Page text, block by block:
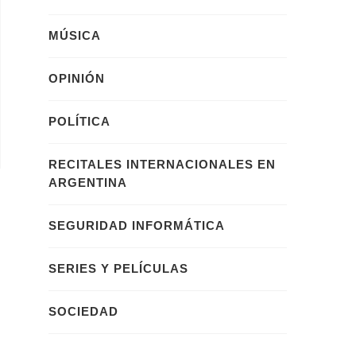
MÚSICA
OPINIÓN
POLÍTICA
RECITALES INTERNACIONALES EN
ARGENTINA
SEGURIDAD INFORMÁTICA
SERIES Y PELÍCULAS
SOCIEDAD